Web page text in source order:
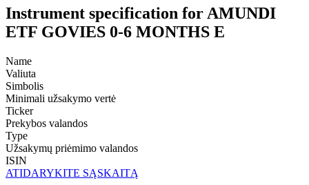
Instrument specification for AMUNDI
ETF GOVIES 0-6 MONTHS E
Name
Valiuta
Simbolis
Minimali užsakymo vertė
Ticker
Prekybos valandos
Type
Užsakymų priėmimo valandos
ISIN
ATIDARYKITE SĄSKAITĄ